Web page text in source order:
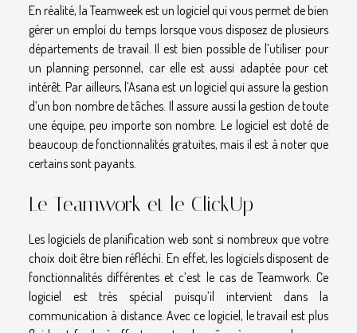
En réalité, la Teamweek est un logiciel qui vous permet de bien
gérer un emploi du temps lorsque vous disposez de plusieurs
départements de travail. Il est bien possible de l’utiliser pour
un planning personnel, car elle est aussi adaptée pour cet
intérêt. Par ailleurs, l’Asana est un logiciel qui assure la gestion
d’un bon nombre de tâches. Il assure aussi la gestion de toute
une équipe, peu importe son nombre. Le logiciel est doté de
beaucoup de fonctionnalités gratuites, mais il est à noter que
certains sont payants.
Le Teamwork et le ClickUp
Les logiciels de planification web sont si nombreux que votre
choix doit être bien réfléchi. En effet, les logiciels disposent de
fonctionnalités différentes et c’est le cas de Teamwork. Ce
logiciel est très spécial puisqu’il intervient dans la
communication à distance. Avec ce logiciel, le travail est plus